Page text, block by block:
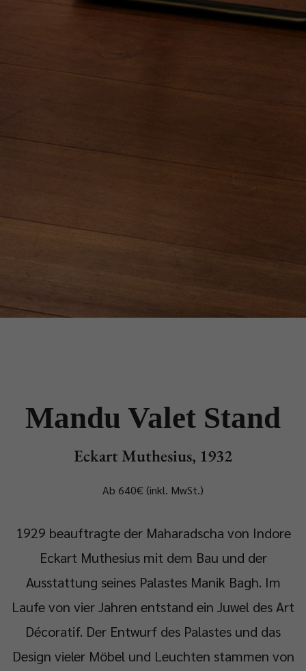
Mandu Valet Stand
Eckart Muthesius, 1932
Ab 640€ (inkl. MwSt.)
1929 beauftragte der Maharadscha von Indore
Eckart Muthesius mit dem Bau und der
Ausstattung seines Palastes Manik Bagh. Im
Laufe von vier Jahren entstand ein Juwel des Art
Décoratif. Der Entwurf des Palastes und das
Design vieler Möbel und Leuchten stammen von